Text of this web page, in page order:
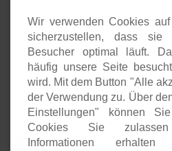
Unternehmenspräsenzen
Software-Entwicklung
Onlineshops
Open-Source-Support
24. Open Source basierte SIEM-
Wir verwenden Cookies
sicherzustellen, dass
Besucher optimal läuft.
häufig unsere Seite
wird. Mit dem Button "Alle
der Verwendung zu. Über
Einstellungen" können
Cookies Sie
Informationen